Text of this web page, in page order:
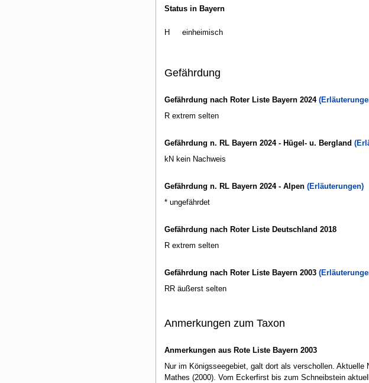
Status in Bayern
H einheimisch
Gefährdung
Gefährdung nach Roter Liste Bayern 2024
R extrem selten
Gefährdung n. RL Bayern 2024 - Hügel- u. Bergland
kN kein Nachweis
Gefährdung n. RL Bayern 2024 - Alpen (Erläuterungen)
* ungefährdet
Gefährdung nach Roter Liste Deutschland 2018
R extrem selten
Gefährdung nach Roter Liste Bayern 2003
RR äußerst selten
Anmerkungen zum Taxon
Anmerkungen aus Rote Liste Bayern 2003
Nur im Königsseegebiet, galt dort als verschollen. Aktuelle
Mathes (2000). Vom Eckerfirst bis zum Schneibstein